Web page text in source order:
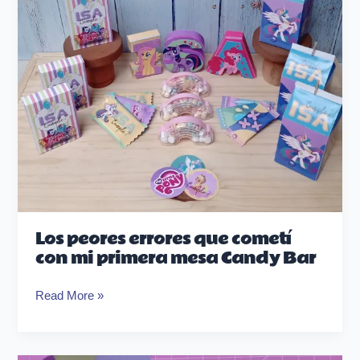
Los peores errores que cometí
con mi primera mesa Candy Bar
mi
primera
mesa
Candy
Bar
Read More »